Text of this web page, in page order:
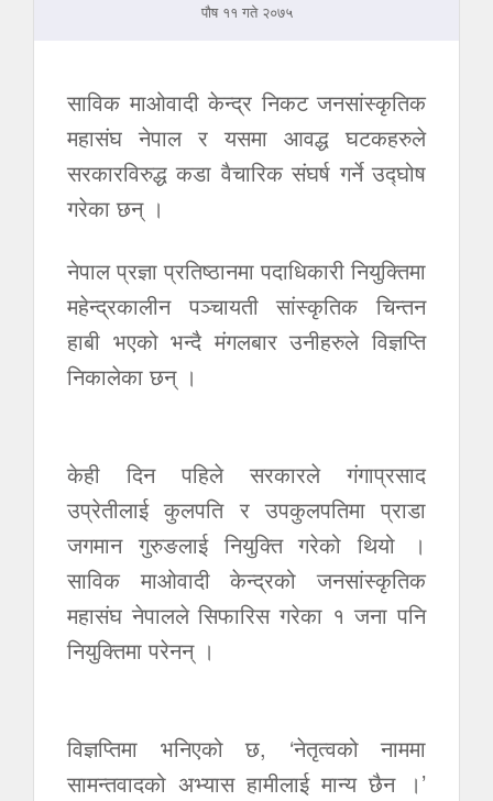
पौष ११ गते २०७५
साविक माओवादी केन्द्र निकट जनसांस्कृतिक
महासंघ नेपाल र यसमा आवद्ध घटकहरुले
सरकारविरुद्ध कडा वैचारिक संघर्ष गर्ने उद्घोष
गरेका छन् ।
नेपाल प्रज्ञा प्रतिष्ठानमा पदाधिकारी नियुक्तिमा
महेन्द्रकालीन पञ्चायती सांस्कृतिक चिन्तन
हाबी भएको भन्दै मंगलबार उनीहरुले विज्ञप्ति
निकालेका छन् ।
केही दिन पहिले सरकारले गंगाप्रसाद
उप्रेतीलाई कुलपति र उपकुलपतिमा प्राडा
जगमान गुरुङलाई नियुक्ति गरेको थियो ।
साविक माओवादी केन्द्रको जनसांस्कृतिक
महासंघ नेपालले सिफारिस गरेका १ जना पनि
नियुक्तिमा परेनन् ।
विज्ञप्तिमा भनिएको छ, ‘नेतृत्वको नाममा
सामन्तवादको अभ्यास हामीलाई मान्य छैन ।’